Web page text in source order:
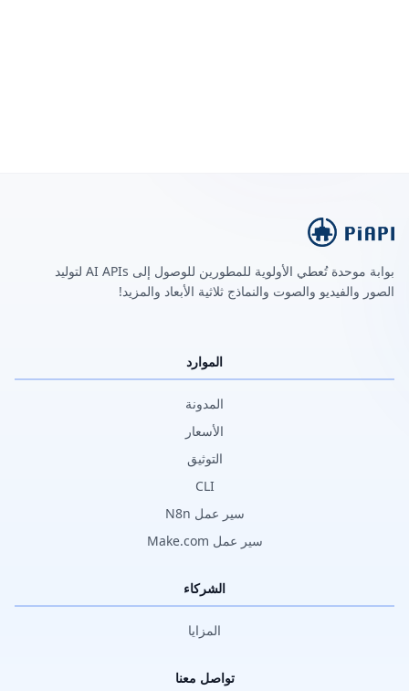
بوابة موحدة تُعطي الأولوية للمطورين للوصول إلى AI APIs لتوليد
الصور والفيديو والصوت والنماذج ثلاثية الأبعاد والمزيد!
الموارد
المدونة
الأسعار
التوثيق
CLI
سير عمل N8n
سير عمل Make.com
الشركاء
المزايا
تواصل معنا